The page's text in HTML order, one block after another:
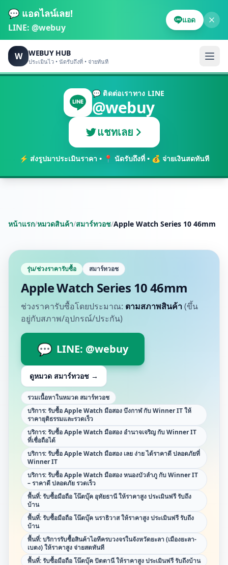
💬 แอดไลน์เลย!
LINE: @webuy
แอด
W WEBUY HUB
ประเมินไว • นัดรับถึงที่ • จ่ายทันที
💬 ติดต่อเราทาง LINE
@webuy
แชทเลย
⚡ ส่งรูปมาประเมินราคา • 📍 นัดรับถึงที่ • 💰 จ่ายเงินสดทันที
หน้าแรก/หมวดสินค้า/สมาร์ทวอช/Apple Watch Series 10 46mm
รุ่น/ช่วงราคารับซื้อ สมาร์ทวอช
Apple Watch Series 10 46mm
ช่วงราคารับซื้อโดยประมาณ: ตามสภาพสินค้า(ขึ้น
อยู่กับสภาพ/อุปกรณ์/ประกัน)
💬 LINE: @webuy
ดูหมวด สมาร์ทวอช →
รวมเนื้อหาในหมวด สมาร์ทวอช
บริการ: รับซื้อ Apple Watch มือสอง บึงกาฬ กับ Winner IT ให้
ราคายุติธรรมและรวดเร็ว
บริการ: รับซื้อ Apple Watch มือสอง อำนาจเจริญ กับ Winner IT
ที่เชื่อถือได้
บริการ: รับซื้อ Apple Watch มือสอง เลย ง่าย ได้ราคาดี ปลอดภัยที่
Winner IT
บริการ: รับซื้อ Apple Watch มือสอง หนองบัวลำภู กับ Winner IT
– ราคาดี ปลอดภัย รวดเร็ว
พื้นที่: รับซื้อมือถือ โน๊ตบุ๊ค อุทัยธานี ให้ราคาสูง ประเมินฟรี รับถึง
บ้าน
พื้นที่: รับซื้อมือถือ โน๊ตบุ๊ค นราธิวาส ให้ราคาสูง ประเมินฟรี รับถึง
บ้าน
พื้นที่: บริการรับซื้อสินค้าไอทีครบวงจรในจังหวัดยะลา (เมืองยะลา-
เบตง) ให้ราคาสูง จ่ายสดทันที
พื้นที่: รับซื้อมือถือ โน๊ตบุ๊ค ปัตตานี ให้ราคาสูง ประเมินฟรี รับถึงบ้าน